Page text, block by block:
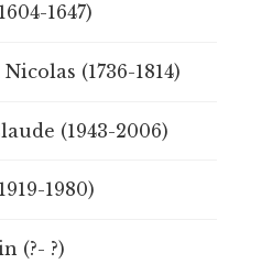
1647)
(1736-1814)
(1943-2006)
1980)
(?- ?)